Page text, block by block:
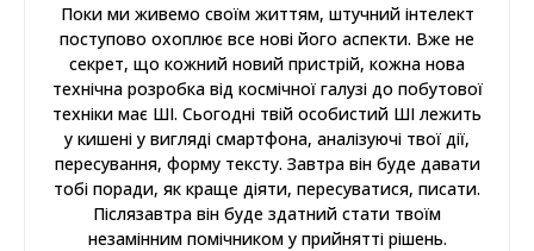
Поки ми живемо своїм життям, штучний інтелект
поступово охоплює все нові його аспекти. Вже не
секрет, що кожний новий пристрій, кожна нова
технічна розробка від космічної галузі до побутової
техніки має ШІ. Сьогодні твій особистий ШІ лежить
у кишені у вигляді смартфона, аналізуючі твої дії,
пересування, форму тексту. Завтра він буде давати
тобі поради, як краще діяти, пересуватися, писати.
Післязавтра він буде здатний стати твоїм
незамінним помічником у прийнятті рішень.